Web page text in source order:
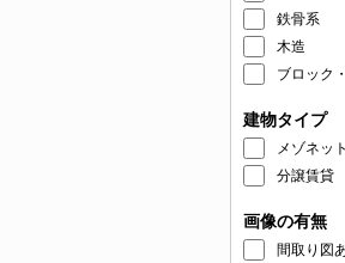
鉄骨系
木造
ブロック
建物タイプ
メゾネット
分譲賃貸
画像の有無
間取り図